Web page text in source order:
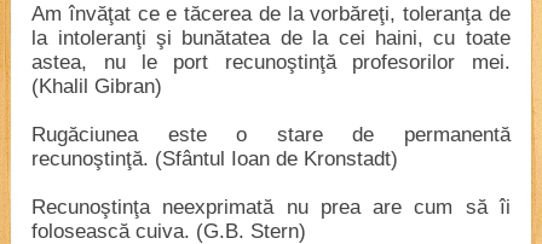
Am învăţat ce e tăcerea de la vorbăreţi, toleranţa de
la intoleranţi şi bunătatea de la cei haini, cu toate
astea, nu le port recunoştinţă profesorilor mei.
(Khalil Gibran)
Rugăciunea este o stare de permanentă
recunoştinţă. (Sfântul Ioan de Kronstadt)
Recunoştinţa neexprimată nu prea are cum să îi
folosească cuiva. (G.B. Stern)